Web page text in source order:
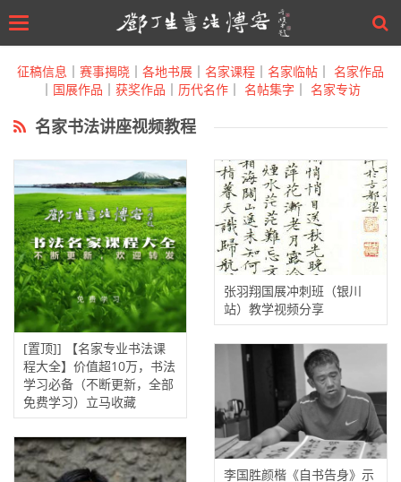
to
Toggle
征稿信息 ｜ 赛事揭晓 ｜ 各地书展 ｜ 名家课程 ｜ 名家临帖 ｜ 名家作品
｜ 国展作品 ｜ 获奖作品 ｜ 历代名作 ｜ 名帖集字 ｜ 名家专访
名家书法讲座视频教程
[置顶]] 【名家专业书法课
程大全】价值超10万，书法
学习必备（不断更新，全部
免费学习）立马收藏
张羽翔国展冲刺班（银川
站）教学视频分享
李国胜颜楷《自书告身》示